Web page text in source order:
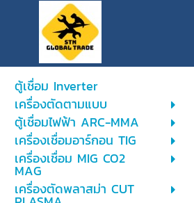
ตู้เชื่อม Inverter
เครื่องตัดตามแบบ
ตู้เชื่อมไฟฟ้า ARC-MMA
เครื่องเชื่อมอาร์กอน TIG
เครื่องเชื่อม MIG CO2
MAG
เครื่องตัดพลาสม่า CUT